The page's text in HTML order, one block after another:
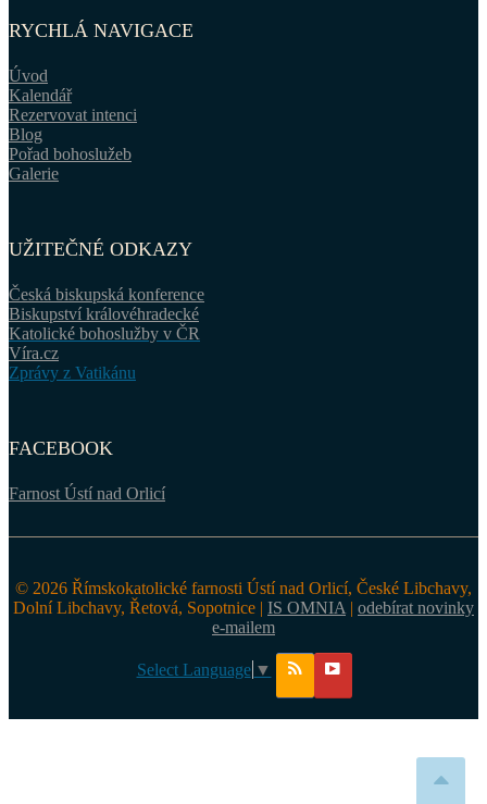
RYCHLÁ NAVIGACE
Úvod
Kalendář
Rezervovat intenci
Blog
Pořad bohoslužeb
Galerie
UŽITEČNÉ ODKAZY
Česká biskupská konference
Biskupství královéhradecké
Katolické bohoslužby v ČR
Víra.cz
Zprávy z Vatikánu
FACEBOOK
Farnost Ústí nad Orlicí
© 2026 Římskokatolické farnosti Ústí nad Orlicí, České Libchavy,
Dolní Libchavy, Řetová, Sopotnice | IS OMNIA | odebírat novinky
e-mailem
Select Language ▼